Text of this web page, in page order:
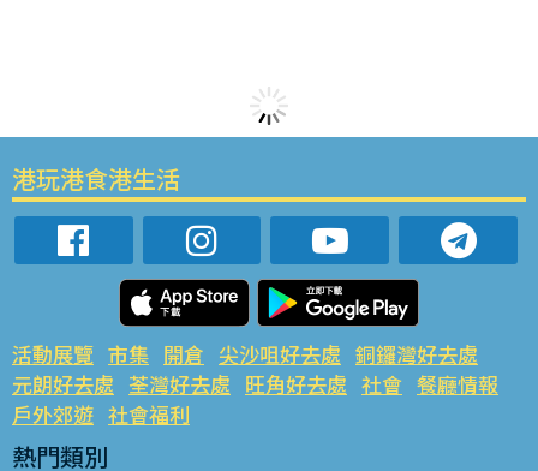
港玩港食港生活
活動展覽 市集 開倉 尖沙咀好去處 銅鑼灣好去處
元朗好去處 荃灣好去處 旺角好去處 社會 餐廳情報
戶外郊遊 社會福利
熱門類別